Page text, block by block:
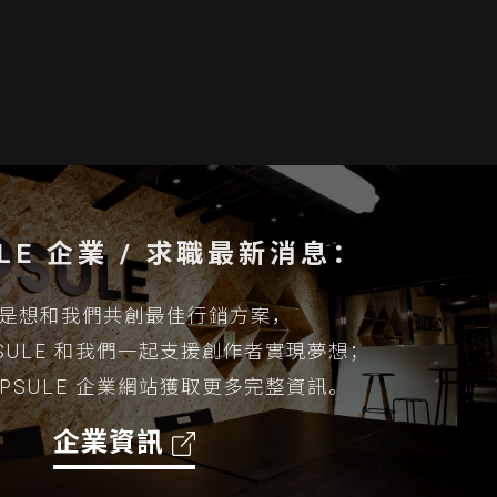
企業 / 求職最新消息：
想和我們共創最佳行銷方案，
和我們一起支援創作者實現夢想；
企業網站獲取更多完整資訊。
企業資訊